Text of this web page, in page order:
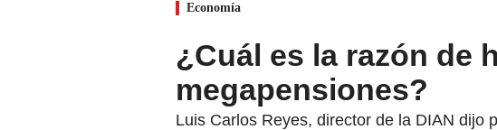
Economía
¿Cuál es la razón de
megapensiones?
Luis Carlos Reyes, director de la DIAN dijo